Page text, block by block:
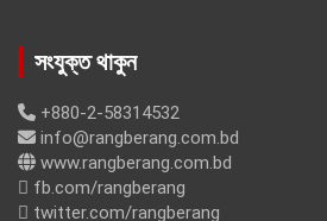
সংযুক্ত থাকুন
+880-2-58314532
info@rangberang.com.bd
www.rangberang.com.bd
fb.com/rangberang
twitter.com/rangberang